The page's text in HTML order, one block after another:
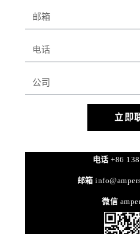
立即
电话 +86
邮箱
微信